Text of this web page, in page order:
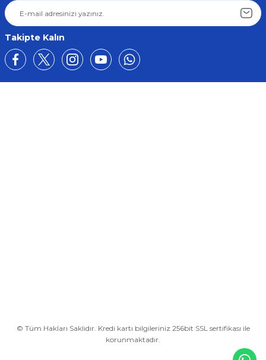
Takipte Kalın
© Tüm Hakları Saklıdır. Kredi kartı bilgileriniz 256bit SSL sertifikası ile
korunmaktadır.